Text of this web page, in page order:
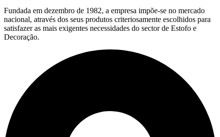
Fundada em dezembro de 1982, a empresa impõe-se no mercado
nacional, através dos seus produtos criteriosamente escolhidos para
satisfazer as mais exigentes necessidades do sector de Estofo e
Decoração.